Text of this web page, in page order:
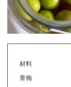
材料
青梅